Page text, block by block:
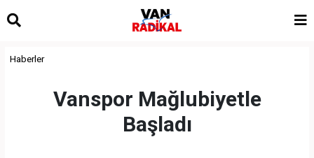
Haberler
Vanspor Mağlubiyetle
Başladı